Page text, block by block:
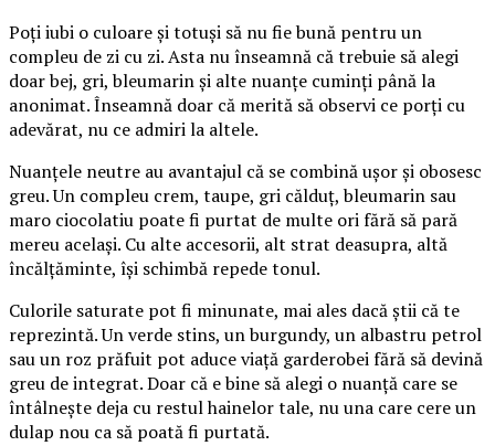
Poți iubi o culoare și totuși să nu fie bună pentru un
compleu de zi cu zi. Asta nu înseamnă că trebuie să alegi
doar bej, gri, bleumarin și alte nuanțe cuminți până la
anonimat. Înseamnă doar că merită să observi ce porți cu
adevărat, nu ce admiri la altele.
Nuanțele neutre au avantajul că se combină ușor și obosesc
greu. Un compleu crem, taupe, gri călduț, bleumarin sau
maro ciocolatiu poate fi purtat de multe ori fără să pară
mereu același. Cu alte accesorii, alt strat deasupra, altă
încălțăminte, își schimbă repede tonul.
Culorile saturate pot fi minunate, mai ales dacă știi că te
reprezintă. Un verde stins, un burgundy, un albastru petrol
sau un roz prăfuit pot aduce viață garderobei fără să devină
greu de integrat. Doar că e bine să alegi o nuanță care se
întâlnește deja cu restul hainelor tale, nu una care cere un
dulap nou ca să poată fi purtată.